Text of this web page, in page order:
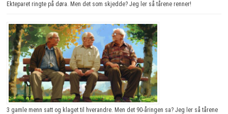
Ekteparet ringte på døra. Men det som skjedde? Jeg ler så tårene renner!
3 gamle menn satt og klaget til hverandre. Men det 90-åringen sa? Jeg ler så tårene